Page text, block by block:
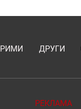
ДРУГИ
РЕКЛАМА